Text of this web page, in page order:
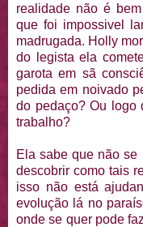
realidade não é
que foi impossivel
madrugada. Holly
do legista ela
garota em sã
pedida em noivado
do pedaço? Ou logo
trabalho?
Ela sabe que não se
descobrir como tais
isso não está
evolução lá no
onde se quer pode